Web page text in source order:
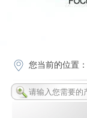
您当前的位置：